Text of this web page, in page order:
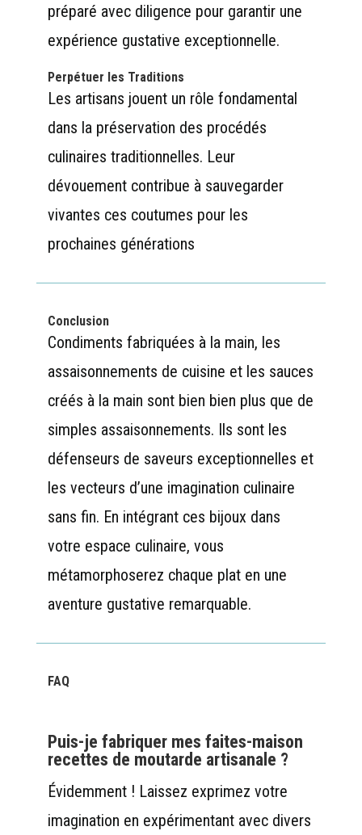
préparé avec diligence pour garantir une
expérience gustative exceptionnelle.
Perpétuer les Traditions
Les artisans jouent un rôle fondamental
dans la préservation des procédés
culinaires traditionnelles. Leur
dévouement contribue à sauvegarder
vivantes ces coutumes pour les
prochaines générations
Conclusion
Condiments fabriquées à la main, les
assaisonnements de cuisine et les sauces
créés à la main sont bien bien plus que de
simples assaisonnements. Ils sont les
défenseurs de saveurs exceptionnelles et
les vecteurs d’une imagination culinaire
sans fin. En intégrant ces bijoux dans
votre espace culinaire, vous
métamorphoserez chaque plat en une
aventure gustative remarquable.
FAQ
Puis-je fabriquer mes faites-maison
recettes de moutarde artisanale ?
Évidemment ! Laissez exprimez votre
imagination en expérimentant avec divers